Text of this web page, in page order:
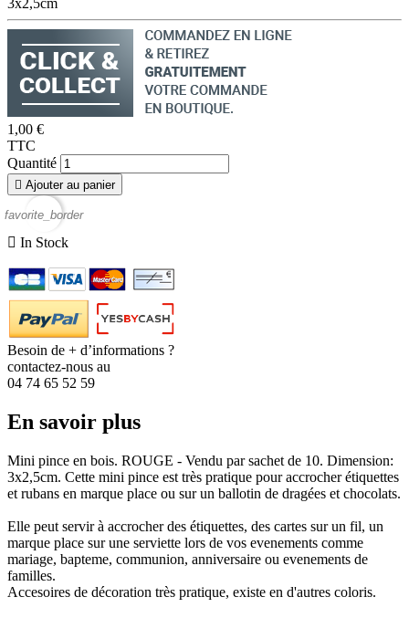
3x2,5cm
1,00 €
TTC
Quantité
 Ajouter au panier
favorite_border
 In Stock
Besoin de + d’informations ?
contactez-nous au
04 74 65 52 59
En savoir plus
Mini pince en bois. ROUGE - Vendu par sachet de 10. Dimension:
3x2,5cm. Cette mini pince est très pratique pour accrocher étiquettes
et rubans en marque place ou sur un ballotin de dragées et chocolats.
Elle peut servir à accrocher des étiquettes, des cartes sur un fil, un
marque place sur une serviette lors de vos evenements comme
mariage, bapteme, communion, anniversaire ou evenements de
familles.
Accesoires de décoration très pratique, existe en d'autres coloris.